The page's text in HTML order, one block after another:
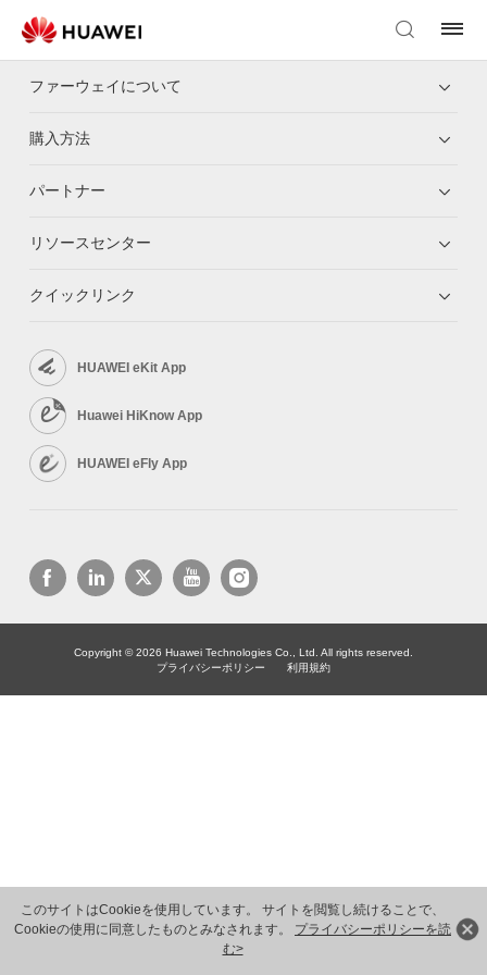
このサイトはCookieを使用しています。 サイトを閲覧し続けることで、
Cookieの使用に同意したものとみなされます。 プライバシーポリシーを読
む>
ファーウェイについて
購入方法
パートナー
リソースセンター
クイックリンク
HUAWEI eKit App
Huawei HiKnow App
HUAWEI eFly App
Copyright © 2026 Huawei Technologies Co., Ltd. All rights reserved.
プライバシーポリシー
利用規約